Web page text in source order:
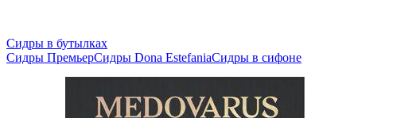
Сидры в бутылках
Сидры ПремьерСидры Dona EstefaniaСидры в сифоне